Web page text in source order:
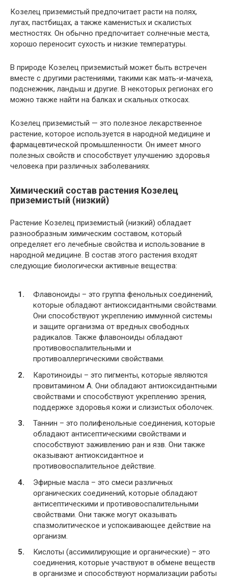
Козелец приземистый предпочитает расти на полях,
лугах, пастбищах, а также каменистых и скалистых
местностях. Он обычно предпочитает солнечные места,
хорошо переносит сухость и низкие температуры.
В природе Козелец приземистый может быть встречен
вместе с другими растениями, такими как мать-и-мачеха,
подснежник, ландыш и другие. В некоторых регионах его
можно также найти на балках и скальных откосах.
Козелец приземистый — это полезное лекарственное
растение, которое используется в народной медицине и
фармацевтической промышленности. Он имеет много
полезных свойств и способствует улучшению здоровья
человека при различных заболеваниях.
Химический состав растения Козелец
приземистый (низкий)
Растение Козелец приземистый (низкий) обладает
разнообразным химическим составом, который
определяет его лечебные свойства и использование в
народной медицине. В состав этого растения входят
следующие биологически активные вещества:
Флавоноиды – это группа фенольных соединений,
которые обладают антиоксидантными свойствами.
Они способствуют укреплению иммунной системы
и защите организма от вредных свободных
радикалов. Также флавоноиды обладают
противовоспалительными и
противоаллергическими свойствами.
Каротиноиды – это пигменты, которые являются
провитамином А. Они обладают антиоксидантными
свойствами и способствуют укреплению зрения,
поддержке здоровья кожи и слизистых оболочек.
Таннин – это полифенольные соединения, которые
обладают антисептическими свойствами и
способствуют заживлению ран и язв. Они также
оказывают антиоксидантное и
противовоспалительное действие.
Эфирные масла – это смеси различных
органических соединений, которые обладают
антисептическими и противовоспалительными
свойствами. Они также могут оказывать
спазмолитическое и успокаивающее действие на
организм.
Кислоты (ассимилирующие и органические) – это
соединения, которые участвуют в обмене веществ
в организме и способствуют нормализации работы